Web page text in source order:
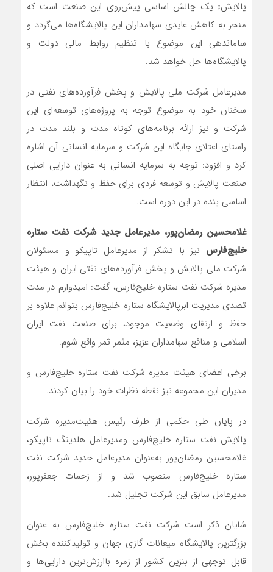
پالایش» یک چالش اساسی پیش‌روی این صنعت است که
منجر به کاهش عایدی سهامداران این پالایشگاه‌ها می‌گردد و
ساماندهی این موضوع با تنظیم روابط مالی دولت و
پالایشگاه‌ها حل خواهد شد.
مدیرعامل شرکت ملی پالایش و پخش فرآورده‌های نفتی در
سخنان خود به موضوع توجه به پروژه‌های توسعه‌ای این
شرکت و نیز ارائه برنامه‌های کوتاه مدت و بلند مدت در
راستای اعتلای جایگاه این شرکت و سرمایه انسانی آن اشاره
کرد و افزود: توجه به سرمایه انسانی به عنوان دارایی اصلی
صنعت پالایش و توسعه فردی برای حفظ و نگهداشت، انتظار
اساسی بنده در این دوره است.
غلامحسین رمضان‌پور، مدیرعامل جدید شرکت نفت ستاره
خلیج‌فارس نیز با تشکر از مدیرعامل تاپیکو و مسئولان
شرکت ملی پالایش و پخش فرآورده‌های نفتی ایران و هیئت
مدیره شرکت نفت ستاره خلیج‌فارس، گفت: امیدوارم در مدت
تصدی مدیریت ابرپالایشگاه ستاره خلیج‌فارس بتوانم علاوه بر
حفظ و ارتقای وضعیت موجود، برای صنعت نفت ایران
اسلامی و منافع سهامداران عزیز، مثمر ثمر واقع شوم.
برخی اعضای هیئت مدیره شرکت نفت ستاره خلیج‌فارس و
مدیران این مجموعه نیز نقطه نظرات خود را بیان کردند.
در پایان طی حکمی از طرف رئیس هئیت‌مدیره شرکت
پالایش نفت ستاره خلیج‌فارس ومدیرعامل هلدینگ تاپیکو،
غلامحسین رمضان‌پور به‌عنوان مدیرعامل جدید شرکت نفت
ستاره خلیج‌فارس منصوب شد و از زحمات جعفرپور،
مدیرعامل سابق این شرکت تجلیل شد.
شایان ذکر است شرکت نفت ستاره خلیج‌فارس به عنوان
بزرگترین پالایشگاه میعانات گازی جهان و تولید‌کننده بخش
قابل توجهی از بنزین کشور از زمره باارزش‌ترین دارایی‌ها و